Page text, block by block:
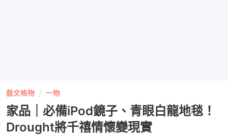
藝文格物 一物
家品｜必備iPod鏡子、青眼白龍地毯！
Drought將千禧情懷變現實